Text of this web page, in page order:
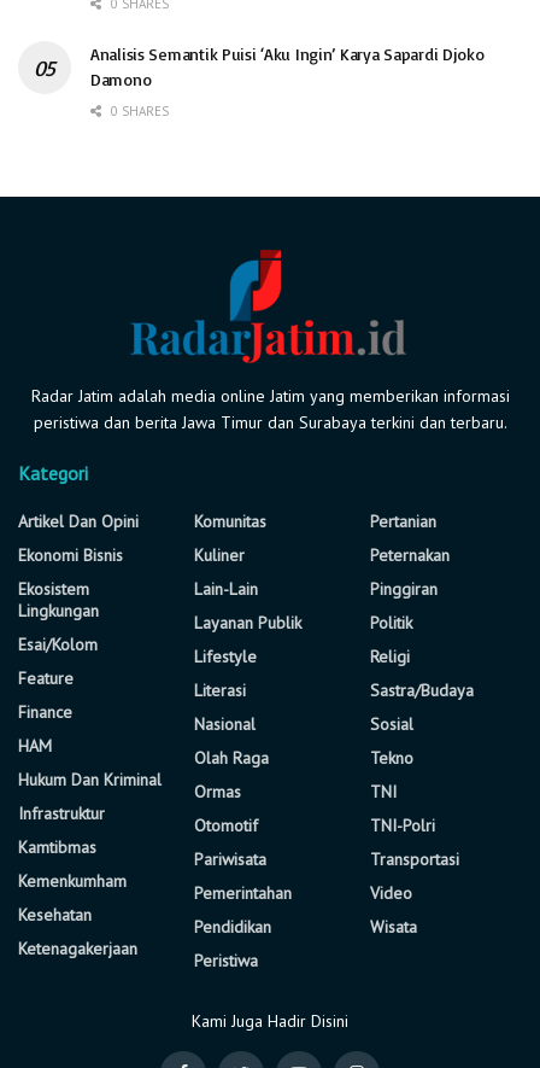
0 SHARES
Analisis Semantik Puisi ‘Aku Ingin’ Karya Sapardi Djoko
Damono
0 SHARES
Radar Jatim adalah media online Jatim yang memberikan informasi
peristiwa dan berita Jawa Timur dan Surabaya terkini dan terbaru.
Kategori
Artikel Dan Opini
Ekonomi Bisnis
Ekosistem
Lingkungan
Esai/Kolom
Feature
Finance
HAM
Hukum Dan Kriminal
Infrastruktur
Kamtibmas
Kemenkumham
Kesehatan
Ketenagakerjaan
Komunitas
Kuliner
Lain-Lain
Layanan Publik
Lifestyle
Literasi
Nasional
Olah Raga
Ormas
Otomotif
Pariwisata
Pemerintahan
Pendidikan
Peristiwa
Pertanian
Peternakan
Pinggiran
Politik
Religi
Sastra/Budaya
Sosial
Tekno
TNI
TNI-Polri
Transportasi
Video
Wisata
Kami Juga Hadir Disini